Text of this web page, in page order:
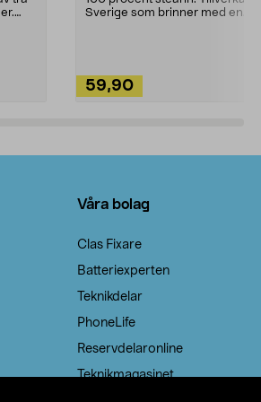
Sverige som brinner med en
59,90
Våra bolag
Clas Fixare
Batteriexperten
Teknikdelar
PhoneLife
Reservdelaronline
Teknikmagasinet